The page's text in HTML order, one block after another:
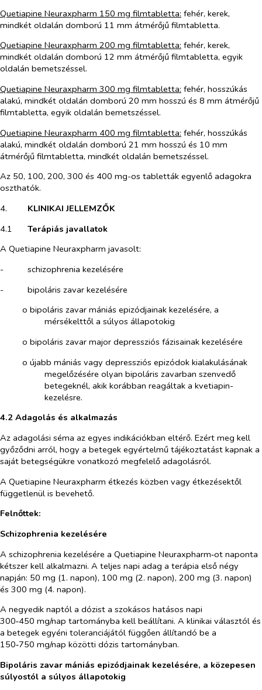
Quetiapine Neuraxpharm 150 mg filmtabletta: fehér, kerek,
mindkét oldalán domború 11 mm átmérőjű filmtabletta.
Quetiapine Neuraxpharm 200 mg filmtabletta: fehér, kerek,
mindkét oldalán domború 12 mm átmérőjű filmtabletta, egyik
oldalán bemetszéssel.
Quetiapine Neuraxpharm 300 mg filmtabletta: fehér, hosszúkás
alakú, mindkét oldalán domború 20 mm hosszú és 8 mm átmérőjű
filmtabletta, egyik oldalán bemetszéssel.
Quetiapine Neuraxpharm 400 mg filmtabletta: fehér, hosszúkás
alakú, mindkét oldalán domború 21 mm hosszú és 10 mm
átmérőjű filmtabletta, mindkét oldalán bemetszéssel.
Az 50, 100, 200, 300 és 400 mg-os tabletták egyenlő adagokra
oszthatók.
4.​
KLINIKAI JELLEMZŐK
4.1​
Terápiás javallatok
A Quetiapine Neuraxpharm javasolt:
-​
schizophrenia kezelésére
-​
bipoláris zavar kezelésére
o​ bipoláris zavar mániás epizódjainak kezelésére, a
mérsékelttől a súlyos állapotokig
o​ bipoláris zavar major depressziós fázisainak kezelésére
o​ újabb mániás vagy depressziós epizódok kialakulásának
megelőzésére olyan bipoláris zavarban szenvedő
betegeknél, akik korábban reagáltak a kvetiapin-
kezelésre.
4.2 Adagolás és alkalmazás
Az adagolási séma az egyes indikációkban eltérő. Ezért meg kell
győződni arról, hogy a betegek egyértelmű tájékoztatást kapnak a
saját betegségükre vonatkozó megfelelő adagolásról.
A Quetiapine Neuraxpharm étkezés közben vagy étkezésektől
függetlenül is bevehető.
Felnőttek:
Schizophrenia kezelésére
A schizophrenia kezelésére a Quetiapine Neuraxpharm‑ot naponta
kétszer kell alkalmazni. A teljes napi adag a terápia első négy
napján: 50 mg (1. napon), 100 mg (2. napon), 200 mg (3. napon)
és 300 mg (4. napon).
A negyedik naptól a dózist a szokásos hatásos napi
300‑450 mg/nap tartományba kell beállítani. A klinikai választól és
a betegek egyéni toleranciájától függően állítandó be a
150‑750 mg/nap közötti dózis tartományban.
Bipoláris zavar mániás epizódjainak kezelésére, a közepesen
súlyostól a súlyos állapotokig